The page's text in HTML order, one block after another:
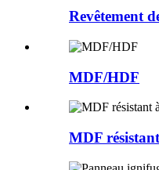
Revêtement
MDF/HDF
MDF